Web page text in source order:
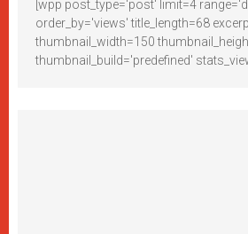
[wpp post_type='post' limit=4
order_by='views' title_length=68
thumbnail_width=150
thumbnail_build='predefined'